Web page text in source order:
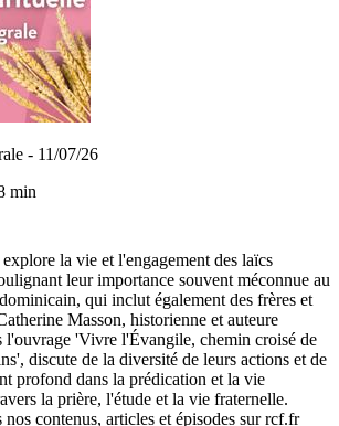
- 11/07/26
min
la vie et l'engagement des laïcs
leur importance souvent méconnue au
qui inclut également des frères et
Masson, historienne et auteure
l'ouvrage 'Vivre l'Évangile, chemin croisé de
discute de la diversité de leurs actions et de
profond dans la prédication et la vie
la prière, l'étude et la vie fraternelle.
nos contenus, articles et épisodes sur rcf.fr